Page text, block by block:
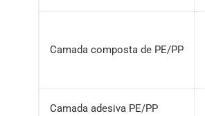
Camada composta de PE/PP
Camada adesiva PE/PP